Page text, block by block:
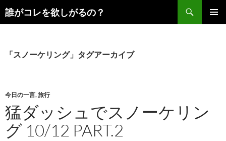
コ
ン
プ
誰がコレを欲しがるの？
検
索
「スノーケリング」タグアーカイブ
今日の一言,旅行
猛ダッシュでスノーケリン
グ 10/12 PART.2